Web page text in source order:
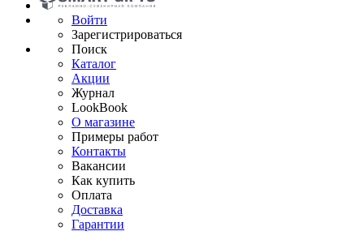
Войти
Зарегистрироваться
Поиск
Каталог
Акции
Журнал
LookBook
О магазине
Примеры работ
Контакты
Вакансии
Как купить
Оплата
Доставка
Гарантии